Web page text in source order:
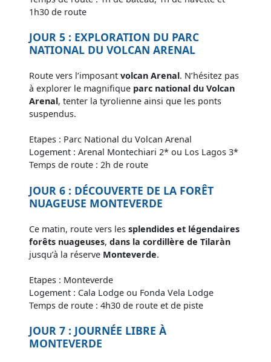
1h30 de route
JOUR 5 : EXPLORATION DU PARC
NATIONAL DU VOLCAN ARENAL
Route vers l’imposant volcan Arenal. N’hésitez pas
à explorer le magnifique parc national du Volcan
Arenal, tenter la tyrolienne ainsi que les ponts
suspendus.
Etapes : Parc National du Volcan Arenal
Logement : Arenal Montechiari 2* ou Los Lagos 3*
Temps de route : 2h de route
JOUR 6 : DÉCOUVERTE DE LA FORÊT
NUAGEUSE MONTEVERDE
Ce matin, route vers les splendides et légendaires
forêts nuageuses, dans la cordillère de Tilaràn
jusqu’à la réserve Monteverde.
Etapes : Monteverde
Logement : Cala Lodge ou Fonda Vela Lodge
Temps de route : 4h30 de route et de piste
JOUR 7 : JOURNÉE LIBRE À
MONTEVERDE